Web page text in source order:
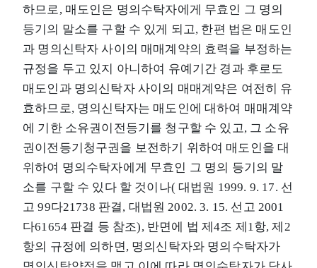
하므로, 매도인은 명의수탁자에게 무효인 그 명의
등기의 말소를 구할 수 있게 되고, 한편 법은 매도인
과 명의신탁자 사이의 매매계약의 효력을 부정하는
규정을 두고 있지 아니하여 유예기간 경과 후로도
매도인과 명의신탁자 사이의 매매계약은 여전히 유
효하므로, 명의신탁자는 매도인에 대하여 매매계약
에 기한 소유권이전등기를 청구할 수 있고, 그 소유
권이전등기청구권을 보전하기 위하여 매도인을 대
위하여 명의수탁자에게 무효인 그 명의 등기의 말
소를 구할 수 있다 할 것이나( 대법원 1999. 9. 17. 선
고 99다21738 판결, 대법원 2002. 3. 15. 선고 2001
다61654 판결 등 참조), 반면에 법 제4조 제1항, 제2
항의 규정에 의하면, 명의신탁자와 명의수탁자가